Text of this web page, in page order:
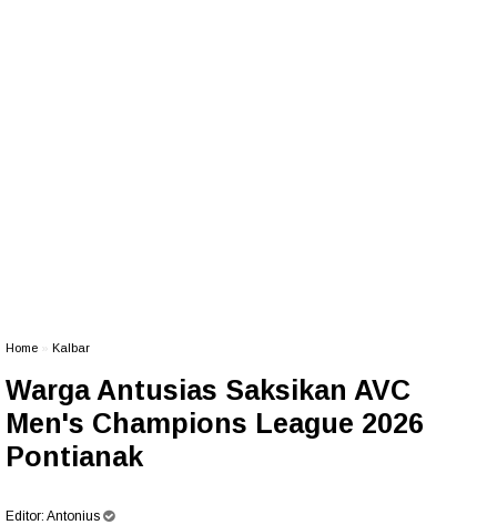
Home Kalbar
Warga Antusias Saksikan AVC
Men's Champions League 2026
Pontianak
Editor: Antonius